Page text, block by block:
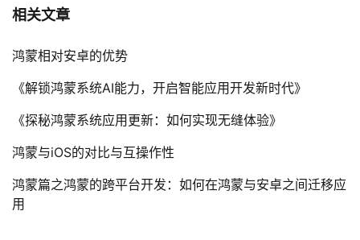
相关文章
鸿蒙相对安卓的优势
《解锁鸿蒙系统AI能力，开启智能应用开发新时代》
《探秘鸿蒙系统应用更新：如何实现无缝体验》
鸿蒙与iOS的对比与互操作性
鸿蒙篇之鸿蒙的跨平台开发：如何在鸿蒙与安卓之间迁移应
用